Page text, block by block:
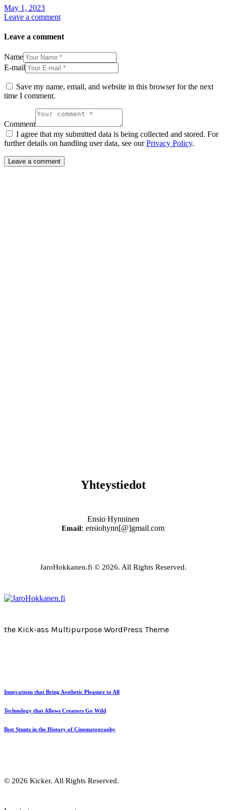
May 1, 2023
Leave a comment
Leave a comment
Name
E-mail
Save my name, email, and website in this browser for the next
time I comment.
Comment
I agree that my submitted data is being collected and stored. For
further details on handling user data, see ourPrivacy Policy.
Yhteystiedot
Ensio Hynninen
Email: ensiohynn[@]gmail.com
JaroHokkanen.fi © 2026. All Rights Reserved.
the Kick-ass Multipurpose WordPress Theme
Innovations that Bring Aesthetic Pleasure to All
Technology that Allows Creators Go Wild
Best Stunts in the History of Cinematography
© 2026 Kicker. All Rights Reserved.